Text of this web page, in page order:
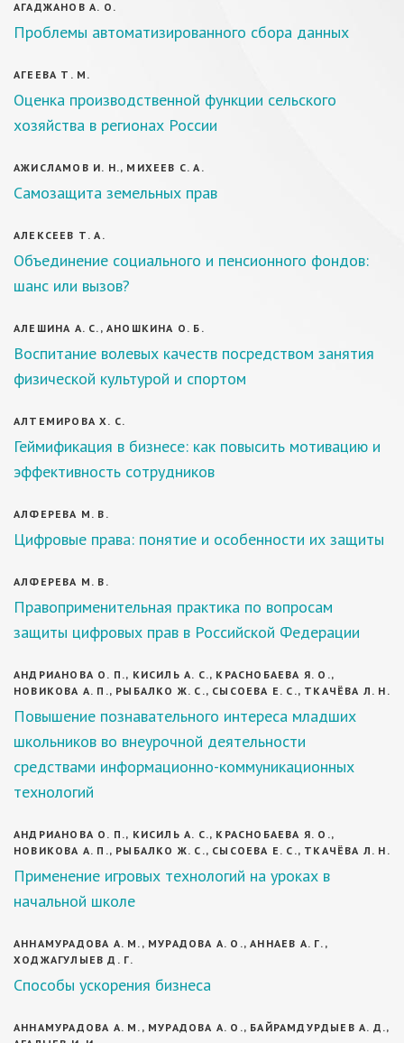
АГАДЖАНОВ А. О.
Проблемы автоматизированного сбора данных
АГЕЕВА Т. М.
Оценка производственной функции сельского
хозяйства в регионах России
АЖИСЛАМОВ И. Н., МИХЕЕВ С. А.
Самозащита земельных прав
АЛЕКСЕЕВ Т. А.
Объединение социального и пенсионного фондов:
шанс или вызов?
АЛЕШИНА А. С., АНОШКИНА О. Б.
Воспитание волевых качеств посредством занятия
физической культурой и спортом
АЛТЕМИРОВА Х. С.
Геймификация в бизнесе: как повысить мотивацию и
эффективность сотрудников
АЛФЕРЕВА М. В.
Цифровые права: понятие и особенности их защиты
АЛФЕРЕВА М. В.
Правоприменительная практика по вопросам
защиты цифровых прав в Российской Федерации
АНДРИАНОВА О. П., КИСИЛЬ А. С., КРАСНОБАЕВА Я. О.,
НОВИКОВА А. П., РЫБАЛКО Ж. С., СЫСОЕВА Е. С., ТКАЧЁВА Л. Н.
Повышение познавательного интереса младших
школьников во внеурочной деятельности
средствами информационно-коммуникационных
технологий
АНДРИАНОВА О. П., КИСИЛЬ А. С., КРАСНОБАЕВА Я. О.,
НОВИКОВА А. П., РЫБАЛКО Ж. С., СЫСОЕВА Е. С., ТКАЧЁВА Л. Н.
Применение игровых технологий на уроках в
начальной школе
АННАМУРАДОВА А. М., МУРАДОВА А. О., АННАЕВ А. Г.,
ХОДЖАГУЛЫЕВ Д. Г.
Способы ускорения бизнеса
АННАМУРАДОВА А. М., МУРАДОВА А. О., БАЙРАМДУРДЫЕВ А. Д.,